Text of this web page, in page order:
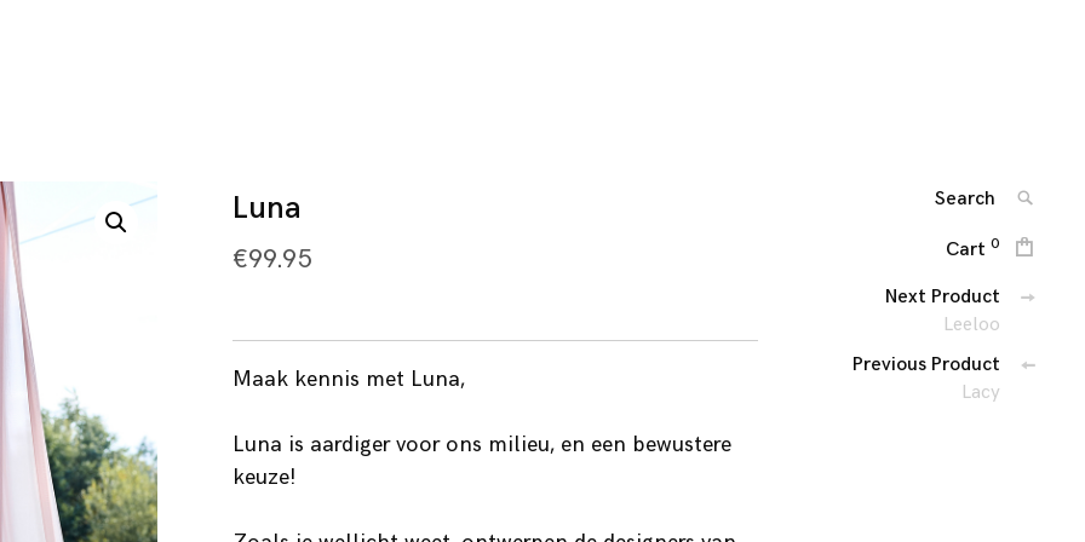
Luna
€99.95
Maak kennis met Luna,
Luna is aardiger voor ons milieu, en een bewustere
keuze!
Cart 0
Next Product
Leeloo
Previous Product
Lacy